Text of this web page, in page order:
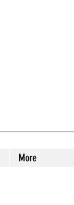
More